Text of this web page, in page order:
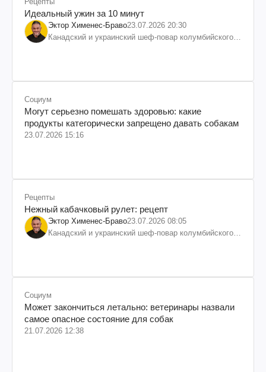
Идеальный ужин за 10 минут
Эктор Хименес-Браво23.07.2026 20:30
Канадский и украинский шеф-повар колумбийского
Социум
Могут серьезно помешать здоровью: какие
продукты категорически запрещено давать собакам
23.07.2026 15:16
Рецепты
Нежный кабачковый рулет: рецепт
Эктор Хименес-Браво23.07.2026 08:05
Канадский и украинский шеф-повар колумбийского
Социум
Может закончиться летально: ветеринары назвали
самое опасное состояние для собак
21.07.2026 12:38